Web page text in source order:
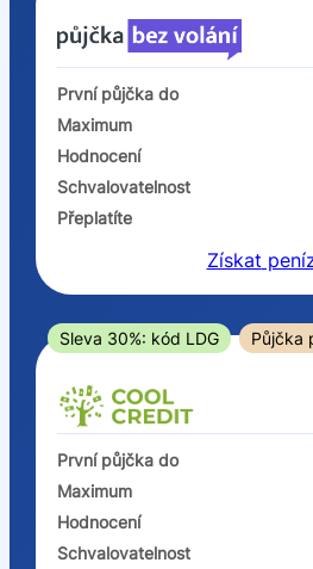
V exekuci
ano
ne
Po insolvenci
V hotovosti
ano
První půjčka do
Maximum
Hodnocení
Schvalovatelnost
Přeplatíte
Získat
Sleva 30%: kód LDG Půjčka
První půjčka do
Maximum
Hodnocení
Schvalovatelnost